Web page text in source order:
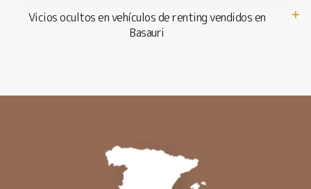
Vicios ocultos en vehículos de renting vendidos en
Basauri